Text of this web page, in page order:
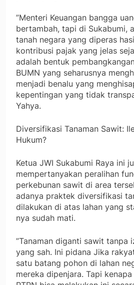
​”Menteri Keuangan bangga
bertambah, tapi di Sukabumi,
tanah negara yang diperas
kontribusi pajak yang jelas
adalah bentuk
BUMN yang seharusnya
menjadi benalu yang
kepentingan yang tidak
Yahya.
​Diversifikasi Tanaman Sawit:
Hukum?
​Ketua JWI Sukabumi Raya ini
mempertanyakan peralihan
perkebunan sawit di area
adanya praktek diversifikasi
dilakukan di atas lahan yang
nya sudah mati.
​”Tanaman diganti sawit tanpa
yang sah. Ini pidana Jika
satu batang pohon di lahan
mereka dipenjara. Tapi